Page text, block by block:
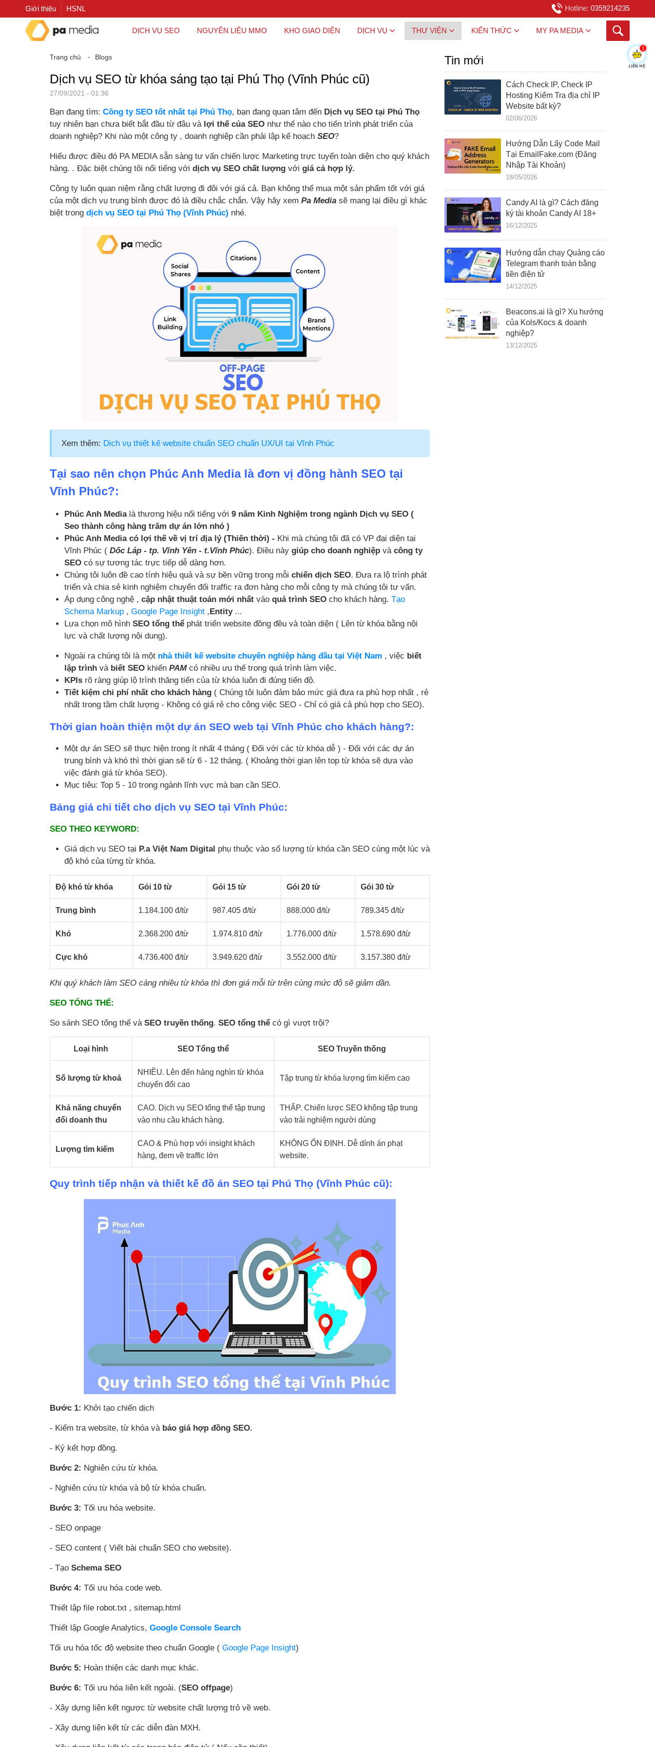
Giới thiệu HSNL Hotline: 0359214235
DỊCH VỤ SEO NGUYÊN LIỆU MMO KHO GIAO DIỆN DỊCH VỤ THƯ VIỆN KIẾN THỨC MY PA MEDIA
Trang chủ ⁃ Blogs
Dịch vụ SEO từ khóa sáng tạo tại Phú Thọ (Vĩnh Phúc cũ)
27/09/2021 - 01:36
Bạn đang tìm: Công ty SEO tốt nhất tại Phú Thọ, bạn đang quan tâm đến Dịch vụ SEO tại Phú Thọ
tuy nhiên bạn chưa biết bắt đầu từ đâu và lợi thế của SEO như thế nào cho tiến trình phát triển của
doanh nghiệp? Khi nào một công ty , doanh nghiệp cần phải lập kế hoạch SEO?
Hiểu được điều đó PA MEDIA sẵn sàng tư vấn chiến lược Marketing trực tuyến toàn diện cho quý khách
hàng. . Đặc biệt chúng tôi nổi tiếng với dịch vụ SEO chất lượng với giá cả hợp lý.
Công ty luôn quan niệm rằng chất lượng đi đôi với giá cả. Bạn không thể mua một sản phẩm tốt với giá
của một dịch vụ trung bình được đó là điều chắc chắn. Vậy hãy xem Pa Media sẽ mang lại điều gì khác
biệt trong dịch vụ SEO tại Phú Thọ (Vĩnh Phúc) nhé.
Xem thêm: Dịch vụ thiết kế website chuẩn SEO chuẩn UX/UI tại Vĩnh Phúc
Tại sao nên chọn Phúc Anh Media là đơn vị đồng hành SEO tại
Vĩnh Phúc?:
Phúc Anh Media là thương hiệu nổi tiếng với 9 năm Kinh Nghiệm trong ngành Dịch vụ SEO (
Seo thành công hàng trăm dự án lớn nhỏ )
Phúc Anh Media có lợi thế về vị trí địa lý (Thiên thời) - Khi mà chúng tôi đã có VP đại diện tại
Vĩnh Phúc ( Dốc Láp - tp. Vĩnh Yên - t.Vĩnh Phúc). Điều này giúp cho doanh nghiệp và công ty
SEO có sự tương tác trực tiếp dễ dàng hơn.
Chúng tôi luôn đề cao tính hiệu quả và sự bền vững trong mỗi chiến dịch SEO. Đưa ra lộ trình phát
triển và chia sẻ kinh nghiệm chuyển đổi traffic ra đơn hàng cho mỗi công ty mà chúng tôi tư vấn.
Áp dụng công nghệ , cập nhật thuật toán mới nhất vào quá trình SEO cho khách hàng. Tạo
Schema Markup , Google Page Insight ,Entity...
Lựa chọn mô hình SEO tổng thể phát triển website đồng đều và toàn diện ( Lên từ khóa bằng nội
lực và chất lượng nội dung).
Ngoài ra chúng tôi là một nhà thiết kế website chuyên nghiệp hàng đầu tại Việt Nam , việc biết
lập trình và biết SEO khiến PAMcó nhiều ưu thế trong quá trình làm việc.
KPIs rõ ràng giúp lộ trình thăng tiến của từ khóa luôn đi đúng tiến độ.
Tiết kiệm chi phí nhất cho khách hàng ( Chúng tôi luôn đảm bảo mức giá đưa ra phù hợp nhất , rẻ
nhất trong tầm chất lượng - Không có giá rẻ cho công việc SEO - Chỉ có giá cả phù hợp cho SEO).
Thời gian hoàn thiện một dự án SEO web tại Vĩnh Phúc cho khách hàng?:
Một dự án SEO sẽ thực hiện trong ít nhất 4 tháng ( Đối với các từ khóa dễ ) - Đối với các dự án
trung bình và khó thì thời gian sẽ từ 6 - 12 tháng. ( Khoảng thời gian lên top từ khóa sẽ dựa vào
việc đánh giá từ khóa SEO).
Mục tiêu: Top 5 - 10 trong ngành lĩnh vực mà bạn cần SEO.
Bảng giá chi tiết cho dịch vụ SEO tại Vĩnh Phúc:
SEO THEO KEYWORD:
Giá dịch vụ SEO tại P.a Việt Nam Digital phụ thuộc vào số lượng từ khóa cần SEO cùng một lúc và
độ khó của từng từ khóa.
Độ khó từ khóa Gói 10 từ Gói 15 từ Gói 20 từ Gói 30 từ
Trung bình 1.184.100 đ/từ 987.405 đ/từ 888.000 đ/từ 789.345 đ/từ
Khó 2.368.200 đ/từ 1.974.810 đ/từ 1.776.000 đ/từ 1.578.690 đ/từ
Cực khó 4.736.400 đ/từ 3.949.620 đ/từ 3.552.000 đ/từ 3.157.380 đ/từ
Khi quý khách làm SEO càng nhiều từ khóa thì đơn giá mỗi từ trên cùng mức độ sẽ giảm dần.
SEO TỔNG THỂ:
So sánh SEO tổng thể và SEO truyền thống. SEO tổng thể có gì vượt trội?
Loại hình SEO Tổng thể SEO Truyền thống
Số lượng từ khoá
NHIỀU. Lên đến hàng nghìn từ khóa
chuyển đổi cao
Tập trung từ khóa lượng tìm kiếm cao
Khả năng chuyển
đổi doanh thu
CAO. Dịch vụ SEO tổng thể tập trung
vào nhu cầu khách hàng.
THẤP. Chiến lược SEO không tập trung
vào trải nghiệm người dùng
Lượng tìm kiếm
CAO & Phù hợp với insight khách
hàng, đem về traffic lớn
KHÔNG ỔN ĐỊNH. Dễ dính án phạt
website.
Quy trình tiếp nhận và thiết kế đồ án SEO tại Phú Thọ (Vĩnh Phúc cũ):
Bước 1: Khởi tạo chiến dịch
- Kiểm tra website, từ khóa và báo giá hợp đồng SEO.
- Ký kết hợp đồng.
Bước 2: Nghiên cứu từ khóa.
- Nghiên cứu từ khóa và bộ từ khóa chuẩn.
Bước 3: Tối ưu hóa website.
- SEO onpage
- SEO content ( Viết bài chuẩn SEO cho website).
- Tạo Schema SEO
Bước 4: Tối ưu hóa code web.
Thiết lập file robot.txt , sitemap.html
Thiết lập Google Analytics, Google Console Search
Tối ưu hóa tốc độ website theo chuẩn Google ( Google Page Insight)
Bước 5: Hoàn thiện các danh mục khác.
Bước 6: Tối ưu hóa liên kết ngoài. (SEO offpage)
- Xây dựng liên kết ngược từ website chất lượng trỏ về web.
- Xây dựng liên kết từ các diễn đàn MXH.
Tin mới
Cách Check IP, Check IP
Hosting Kiểm Tra địa chỉ IP
Website bất kỳ?
02/06/2026
Hướng Dẫn Lấy Code Mail
Tại EmailFake.com (Đăng
Nhập Tài Khoản)
18/05/2026
Candy AI là gì? Cách đăng
ký tài khoản Candy AI 18+
16/12/2025
Hướng dẫn chạy Quảng cáo
Telegram thanh toán bằng
tiền điện tử
14/12/2025
Beacons.ai là gì? Xu hướng
của Kols/Kocs & doanh
nghiệp?
13/12/2025
1
LIÊN HỆ